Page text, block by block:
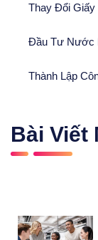
Thay Đổi Giấy
Đầu Tư Nước
Thành Lập
Bài Viết